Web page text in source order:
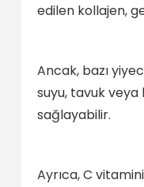
edilen kollajen,
Ancak, bazı
suyu, tavuk veya
sağlayabilir.
Ayrıca, C